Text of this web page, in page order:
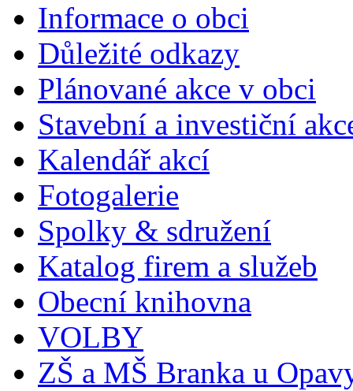
Informace o obci
Důležité odkazy
Plánované akce v obci
Stavební a investiční
Kalendář akcí
Fotogalerie
Spolky & sdružení
Katalog firem a služeb
Obecní knihovna
VOLBY
ZŠ a MŠ Branka u